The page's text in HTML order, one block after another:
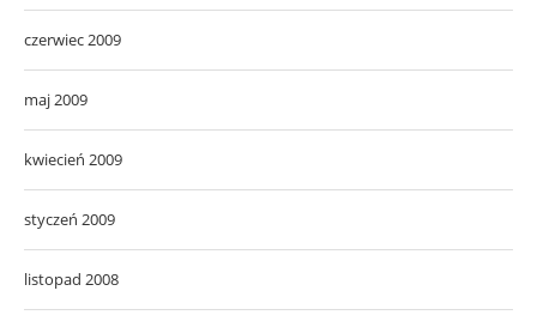
czerwiec 2009
maj 2009
kwiecień 2009
styczeń 2009
listopad 2008